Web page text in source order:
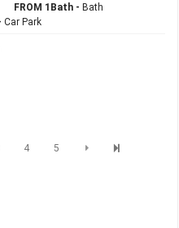
FROM 1Bath - Bath
Car Park
4 5